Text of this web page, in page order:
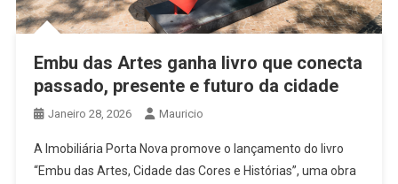
Embu das Artes ganha livro que conecta
passado, presente e futuro da cidade
Janeiro 28, 2026 Mauricio
A Imobiliária Porta Nova promove o lançamento do livro
“Embu das Artes, Cidade das Cores e Histórias”, uma obra